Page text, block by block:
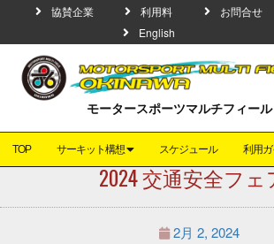
協賛企業 利用料
お問合せ
English
モータースポーツマルチフィー
TOP サーキット構想 スケジュール 利用
2024 交通安全フェ
2月 2, 2024